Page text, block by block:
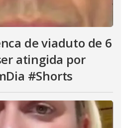
de viaduto de 6
atingida por
#Shorts